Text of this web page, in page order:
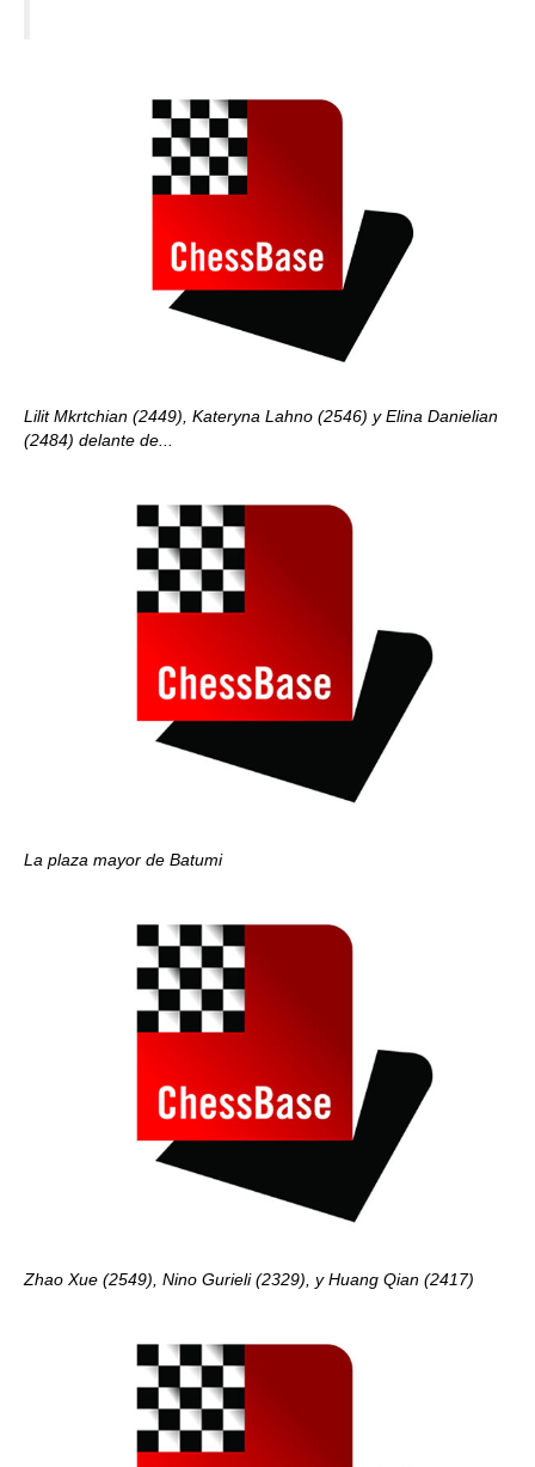
Lilit Mkrtchian (2449), Kateryna Lahno (2546) y Elina Danielian
(2484) delante de...
La plaza mayor de Batumi
Zhao Xue (2549), Nino Gurieli (2329), y Huang Qian (2417)